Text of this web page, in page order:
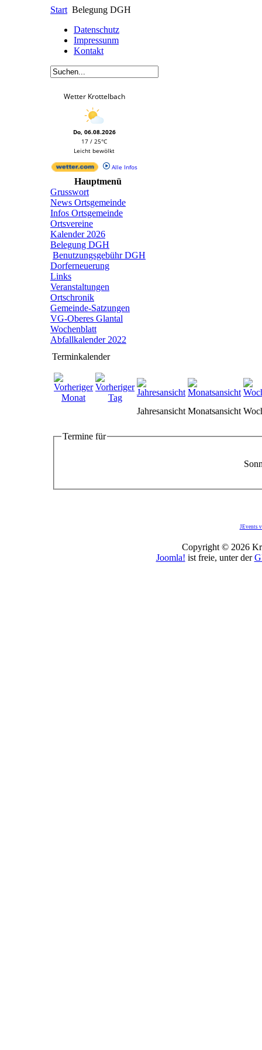
Start Belegung DGH
Datenschutz
Impressunm
Kontakt
Wetter Krottelbach
Do, 06.08.2026
17 / 25°C
Leicht bewölkt
Alle Infos
Hauptmenü
Grusswort
News Ortsgemeinde
Infos Ortsgemeinde
Ortsvereine
Kalender 2026
Belegung DGH
Benutzungsgebühr DGH
Dorferneuerung
Links
Veranstaltungen
Ortschronik
Gemeinde-Satzungen
VG-Oberes Glantal
Wochenblatt
Abfallkalender 2022
Terminkalender
Jahresansicht Monatsansicht
Termine für
JEvents
Copyright © 2026
Joomla! ist freie, unter der